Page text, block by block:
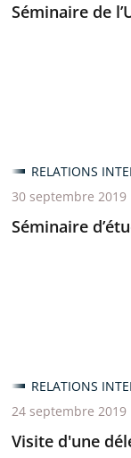
Séminaire de
Séminaire
RELATIONS
30 septembre 2019
Visite d'une
RELATIONS
24 septembre 2019